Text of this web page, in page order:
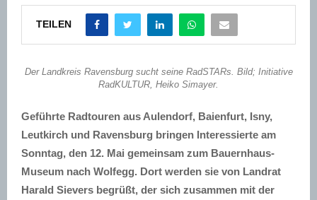
TEILEN
Der Landkreis Ravensburg sucht seine RadSTARs. Bild; Initiative
RadKULTUR, Heiko Simayer.
Geführte Radtouren aus Aulendorf, Baienfurt, Isny,
Leutkirch und Ravensburg bringen Interessierte am
Sonntag, den 12. Mai gemeinsam zum Bauernhaus-
Museum nach Wolfegg. Dort werden sie von Landrat
Harald Sievers begrüßt, der sich zusammen mit der